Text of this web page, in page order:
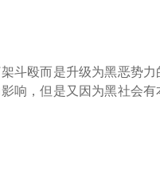
殴而是升级为黑恶势力
响，但是又因为黑社会